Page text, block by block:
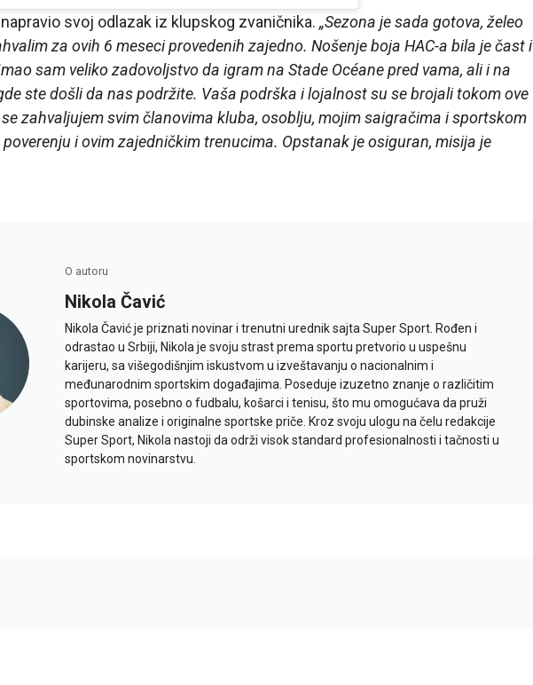
svoj odlazak iz klupskog zvaničnika. „Sezona je sada gotova, želeo
za ovih 6 meseci provedenih zajedno. Nošenje boja HAC-a bila je čast i
sam veliko zadovoljstvo da igram na Stade Océane pred vama, ali i na
ste došli da nas podržite. Vaša podrška i lojalnost su se brojali tokom ove
zahvaljujem svim članovima kluba, osoblju, mojim saigračima i sportskom
i ovim zajedničkim trenucima. Opstanak je osiguran, misija je
O autoru
Nikola Čavić
Nikola Čavić je priznati novinar i trenutni urednik sajta Super Sport. Rođen i
odrastao u Srbiji, Nikola je svoju strast prema sportu pretvorio u uspešnu
karijeru, sa višegodišnjim iskustvom u izveštavanju o nacionalnim i
međunarodnim sportskim događajima. Poseduje izuzetno znanje o različitim
sportovima, posebno o fudbalu, košarci i tenisu, što mu omogućava da pruži
dubinske analize i originalne sportske priče. Kroz svoju ulogu na čelu redakcije
Super Sport, Nikola nastoji da održi visok standard profesionalnosti i tačnosti u
sportskom novinarstvu.